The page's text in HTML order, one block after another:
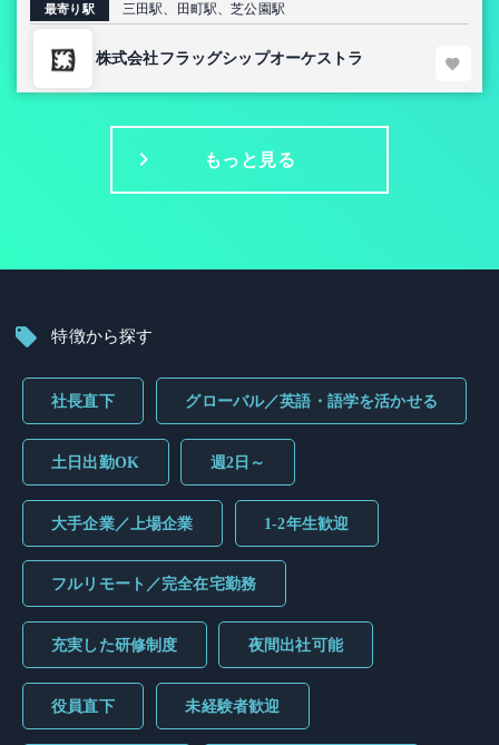
最寄り駅 三田駅、田町駅、芝公園駅
株式会社フラッグシップオーケストラ
もっと見る
特徴から探す
社長直下 グローバル／英語・語学を活かせる
土日出勤OK 週2日～
大手企業／上場企業 1-2年生歓迎
フルリモート／完全在宅勤務
充実した研修制度 夜間出社可能
役員直下 未経験者歓迎